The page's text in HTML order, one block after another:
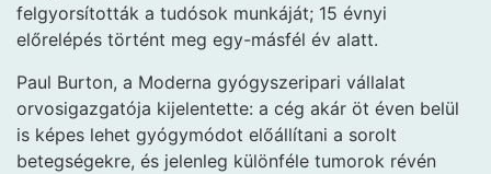
felgyorsították a tudósok munkáját; 15 évnyi
előrelépés történt meg egy-másfél év alatt.
Paul Burton, a Moderna gyógyszeripari vállalat
orvosigazgatója kijelentette: a cég akár öt éven belül
is képes lehet gyógymódot előállítani a sorolt
betegségekre, és jelenleg különféle tumorok révén